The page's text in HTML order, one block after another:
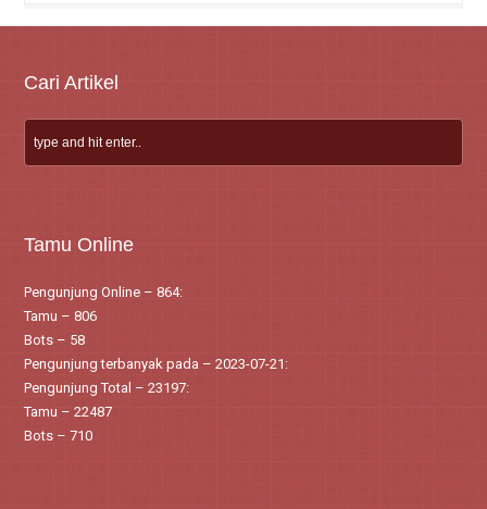
Cari Artikel
Tamu Online
Pengunjung Online – 864:
Tamu – 806
Bots – 58
Pengunjung terbanyak pada – 2023-07-21:
Pengunjung Total – 23197:
Tamu – 22487
Bots – 710